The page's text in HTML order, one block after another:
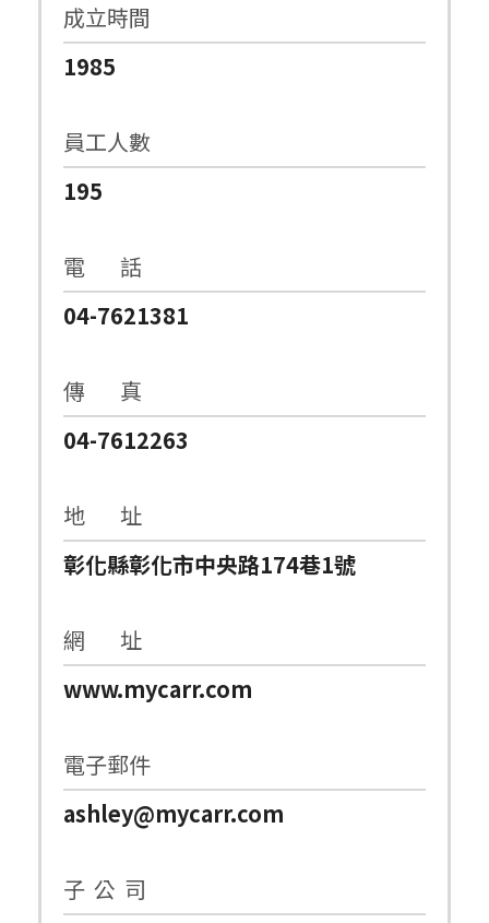
成立時間
1985
員工人數
195
電 話
04-7621381
傳 真
04-7612263
地 址
彰化縣彰化市中央路174巷1號
網 址
www.mycarr.com
電子郵件
ashley@mycarr.com
子 公 司